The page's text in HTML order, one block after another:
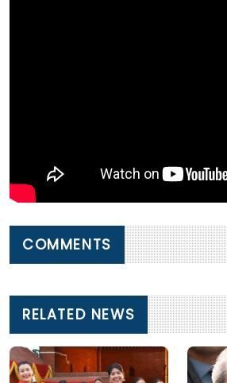
COMMENTS
RELATED NEWS